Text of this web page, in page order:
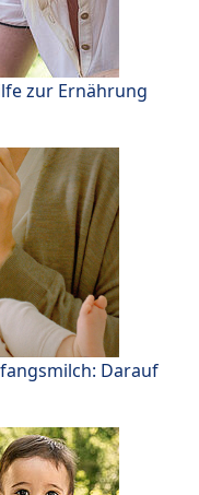
zur Ernährung
Darauf